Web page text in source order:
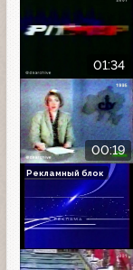
01:34
00:19
Рекламный блок